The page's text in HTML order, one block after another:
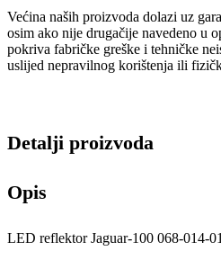
Većina naših proizvoda dolazi uz
osim ako nije drugačije navedeno u
pokriva fabričke greške i tehničke
uslijed nepravilnog korištenja ili
Detalji proizvoda
Opis
LED reflektor Jaguar-100 068-014-